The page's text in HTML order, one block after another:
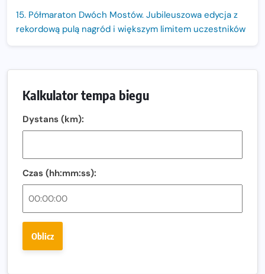
15. Półmaraton Dwóch Mostów. Jubileuszowa edycja z
rekordową pulą nagród i większym limitem uczestników
Oficjalna koszulka LOTTO 25. Poznań Maratonu!
Amazfit Balance 3: Kompleksowe narzędzie dla biegacza
Regeneracja w bieganiu. Co warto o niej wiedzieć?
Ostatnie wolne miejsca na jubileuszowy Bieg
Fabrykanta. Organizatorzy odkrywają trasę dzień po
wybiera wyzwanie trzech największych maratonów w
Kalkulator tempa biegu
Dystans (km):
Czas (hh:mm:ss):
Oblicz